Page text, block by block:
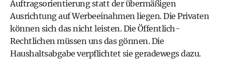
Auftragsorientierung statt der übermäßigen
Ausrichtung auf Werbeeinahmen liegen. Die Privaten
können sich das nicht leisten. Die Öffentlich-
Rechtlichen müssen uns das gönnen. Die
Haushaltsabgabe verpflichtet sie geradewegs dazu.